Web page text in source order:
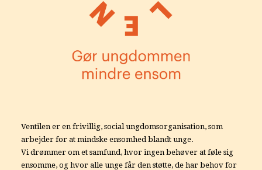
Ventilen er en frivillig, social ungdomsorganisation, som
arbejder for at mindske ensomhed blandt unge.
Vi drømmer om et samfund, hvor ingen behøver at føle sig
ensomme, og hvor alle unge får den støtte, de har behov for